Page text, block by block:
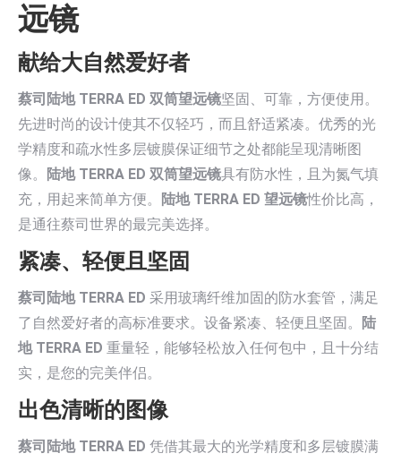
远镜
献给大自然爱好者
蔡司陆地 TERRA ED 双筒望远镜坚固、可靠，方便使用。
先进时尚的设计使其不仅轻巧，而且舒适紧凑。优秀的光
学精度和疏水性多层镀膜保证细节之处都能呈现清晰图
像。
陆地 TERRA ED 双筒望远镜具有防水性，且为氮气填
充，用起来简单方便。
陆地 TERRA ED 望远镜性价比高，
是通往蔡司世界的最完美选择。
紧凑、轻便且坚固
蔡司陆地 TERRA ED 采用玻璃纤维加固的防水套管，满足
了自然爱好者的高标准要求。设备紧凑、轻便且坚固。
陆
地 TERRA ED 重量轻，能够轻松放入任何包中，且十分结
实，是您的完美伴侣。
出色清晰的图像
蔡司陆地 TERRA ED 凭借其最大的光学精度和多层镀膜满